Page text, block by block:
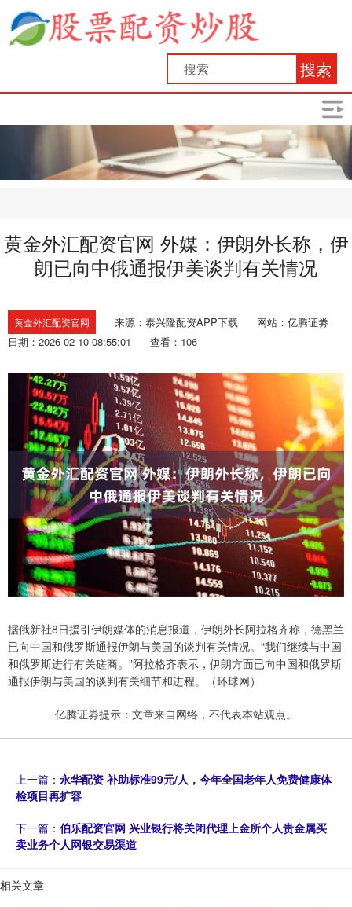
搜索
黄金外汇配资官网 外媒：伊朗外长称，伊
朗已向中俄通报伊美谈判有关情况
黄金外汇配资官网 来源：泰兴隆配资APP下载
网站：亿腾证劵
日期：2026-02-10 08:55:01
查看：106
据俄新社8日援引伊朗媒体的消息报道，伊朗外长阿拉格齐称，德黑兰
已向中国和俄罗斯通报伊朗与美国的谈判有关情况。“我们继续与中国
和俄罗斯进行有关磋商。”阿拉格齐表示，伊朗方面已向中国和俄罗斯
通报伊朗与美国的谈判有关细节和进程。（环球网）
亿腾证劵提示：文章来自网络，不代表本站观点。
上一篇： 永华配资 补助标准99元/人，今年全国老年人免费健康体
检项目再扩容
下一篇： 伯乐配资官网 兴业银行将关闭代理上金所个人贵金属买
卖业务个人网银交易渠道
相关文章